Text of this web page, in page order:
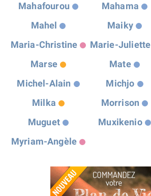
Mahafourou
Mahama
Mahel
Maiky
Maria-Christine
Marie-Juliette
Marse
Mate
Michel-Alain
Michjo
Milka
Morrison
Muguet
Muxikenio
Myriam-Angèle